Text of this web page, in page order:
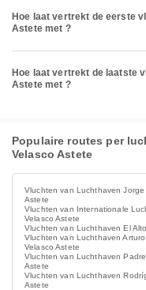
Hoe laat vertrekt de eerste
Astete met ?
Hoe laat vertrekt de laatste
Astete met ?
Populaire routes per
Velasco Astete
Vluchten van Luchthaven
Astete
Vluchten van Internationale
Velasco Astete
Vluchten van Luchthaven El
Vluchten van Luchthaven
Velasco Astete
Vluchten van Luchthaven
Astete
Vluchten van Luchthaven
Astete